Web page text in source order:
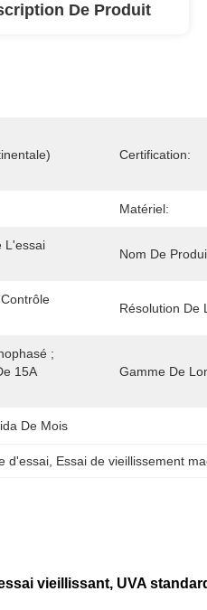
De Produit
Certification:
Matériel:
L'essai
Nom De
Résolution De
;
15A
Gamme De
De Mois
d'essai, Essai de vieillissement
vieillissant, UVA